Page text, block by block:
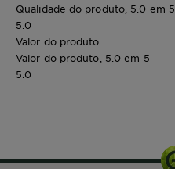
Qualidade do produto, 5.0 em 5
5.0
Valor do produto
Valor do produto, 5.0 em 5
5.0